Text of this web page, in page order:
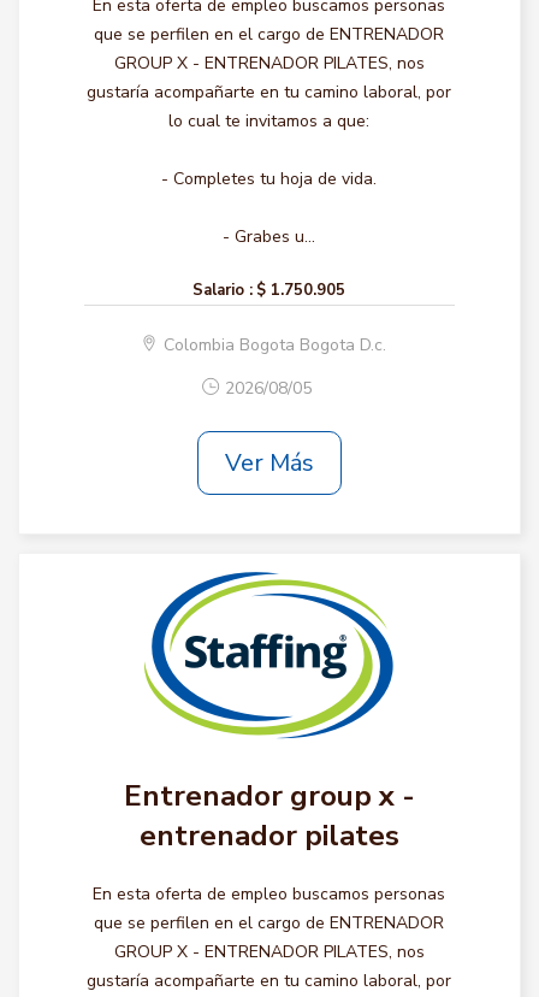
En esta oferta de empleo buscamos personas
que se perfilen en el cargo de ENTRENADOR
GROUP X - ENTRENADOR PILATES, nos
gustaría acompañarte en tu camino laboral, por
lo cual te invitamos a que:
- Completes tu hoja de vida.
- Grabes u...
Salario : $ 1.750.905
Colombia Bogota Bogota D.c.
2026/08/05
Ver Más
Entrenador group x -
entrenador pilates
En esta oferta de empleo buscamos personas
que se perfilen en el cargo de ENTRENADOR
GROUP X - ENTRENADOR PILATES, nos
gustaría acompañarte en tu camino laboral, por